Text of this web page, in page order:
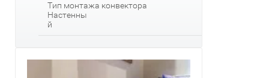
Тип монтажа конвектора
Настенны
й